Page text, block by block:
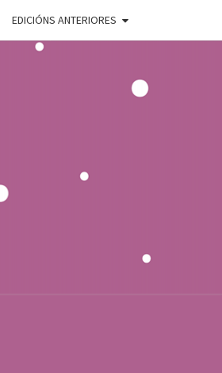
EDICIÓNS ANTERIORES